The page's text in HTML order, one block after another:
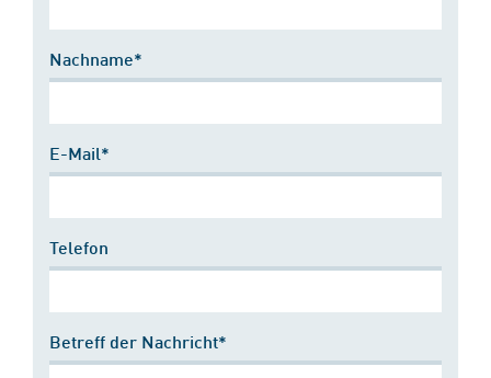
Nachname*
E-Mail*
Telefon
Betreff der Nachricht*